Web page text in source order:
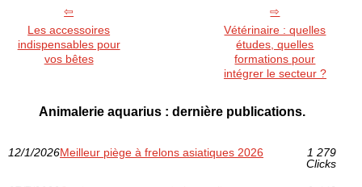
Les accessoires
indispensables pour
vos bêtes
Vétérinaire : quelles
études, quelles
formations pour
intégrer le secteur ?
Animalerie aquarius : dernière publications.
12/1/2026Meilleur piège à frelons asiatiques 2026
1 279
Clicks